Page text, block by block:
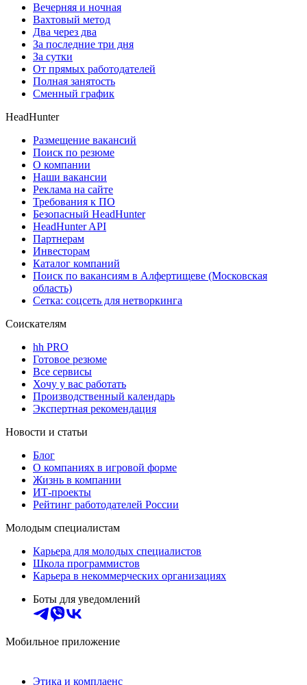
Вечерняя и ночная
Вахтовый метод
Два через два
За последние три дня
За сутки
От прямых работодателей
Полная занятость
Сменный график
HeadHunter
Размещение вакансий
Поиск по резюме
О компании
Наши вакансии
Реклама на сайте
Требования к ПО
Безопасный HeadHunter
HeadHunter API
Партнерам
Инвесторам
Каталог компаний
Поиск по вакансиям в Алфертищеве (Московская
область)
Сетка: соцсеть для нетворкинга
Соискателям
hh PRO
Готовое резюме
Все сервисы
Хочу у вас работать
Производственный календарь
Экспертная рекомендация
Новости и статьи
Блог
О компаниях в игровой форме
Жизнь в компании
ИТ-проекты
Рейтинг работодателей России
Молодым специалистам
Карьера для молодых специалистов
Школа программистов
Карьера в некоммерческих организациях
Боты для уведомлений
Мобильное приложение
Этика и комплаенс